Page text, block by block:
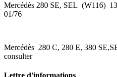
Mercédès 280 SE, SEL (W116)
01/76
Mercédès 280 C, 280 E, 380
consulter